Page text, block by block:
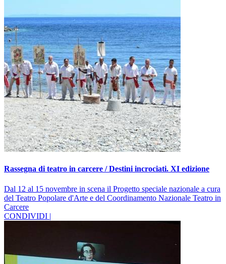
Rassegna di teatro in carcere / Destini incrociati. XI edizione
Dal 12 al 15 novembre in scena il Progetto speciale nazionale a cura
del Teatro Popolare d'Arte e del Coordinamento Nazionale Teatro in
Carcere
CONDIVIDI |